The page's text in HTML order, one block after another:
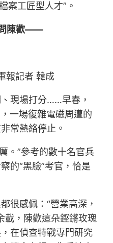
案工匠型人才”。
陳歡——
報記者 韓成
現場打分……早春，
一場復雜電磁周遭的
常熱絡停止。
。”參考的數十名官兵
的“黑臉”考官，恰是
很感佩：“營業高深，
載，陳歡這朵鏗鏘玫瑰
在偵查特戰專門研究